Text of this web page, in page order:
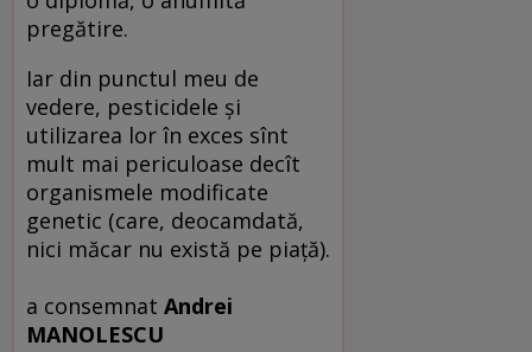
pregătire.
Iar din punctul meu de
vedere, pesticidele şi
utilizarea lor în exces sînt
mult mai periculoase decît
organismele modificate
genetic (care, deocamdată,
nici măcar nu există pe piaţă).
a consemnat Andrei
MANOLESCU